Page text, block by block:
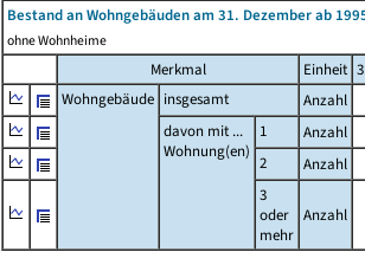
Bestand an Wohngebäuden am 31. Dezember ab
ohne Wohnheime
Merkmal Einheit
Wohngebäude insgesamt Anzahl
davon mit ...
Wohnung(en)
1 Anzahl
2
Anzahl
3
oder
mehr
Anzahl